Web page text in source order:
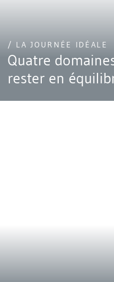
/ LA JOURNÉE IDÉALE
Quatre
rester en